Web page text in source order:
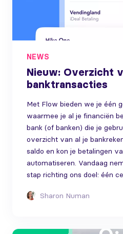
NEWS
Nieuw: Overzicht
banktransacties
Met Flow bieden we je één
waarmee je al je financiën
bank (of banken) die je
overzicht van al je
saldo en kon je betalingen
automatiseren. Vandaag
stap richting ons doel: één
Sharon Numan